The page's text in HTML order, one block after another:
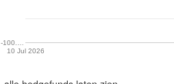
10 Jul 2026
-100.…